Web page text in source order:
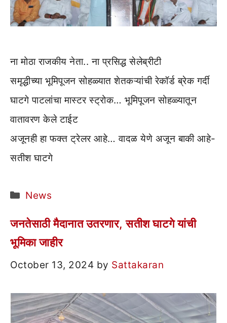
ना मोठा राजकीय नेता.. ना प्रसिद्ध सेलेब्रीटी
समृद्धीच्या भूमिपूजन सोहळ्यात शेतकऱ्यांची रेकॉर्ड ब्रेक गर्दी
घाटगे पाटलांचा मास्टर स्ट्रोक… भूमिपूजन सोहळ्यातून
वातावरण केले टाईट
अजूनही हा फक्त ट्रेलर आहे… वादळ येणे अजून बाकी आहे-
सतीश घाटगे
Categories
News
जनतेसाठी मैदानात उतरणार, सतीश घाटगे यांची
भूमिका जाहीर
October 13, 2024 by Sattakaran